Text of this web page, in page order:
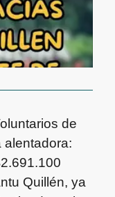
de
alentadora:
Quillén, ya